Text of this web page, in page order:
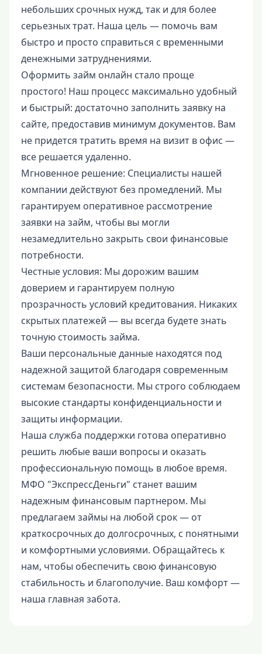
небольших срочных нужд, так и для более
серьезных трат. Наша цель — помочь вам
быстро и просто справиться с временными
денежными затруднениями.
Оформить займ онлайн стало проще
простого! Наш процесс максимально удобный
и быстрый: достаточно заполнить заявку на
сайте, предоставив минимум документов. Вам
не придется тратить время на визит в офис —
все решается удаленно.
Мгновенное решение: Специалисты нашей
компании действуют без промедлений. Мы
гарантируем оперативное рассмотрение
заявки на займ, чтобы вы могли
незамедлительно закрыть свои финансовые
потребности.
Честные условия: Мы дорожим вашим
доверием и гарантируем полную
прозрачность условий кредитования. Никаких
скрытых платежей — вы всегда будете знать
точную стоимость займа.
Ваши персональные данные находятся под
надежной защитой благодаря современным
системам безопасности. Мы строго соблюдаем
высокие стандарты конфиденциальности и
защиты информации.
Наша служба поддержки готова оперативно
решить любые ваши вопросы и оказать
профессиональную помощь в любое время.
МФО "ЭкспрессДеньги" станет вашим
надежным финансовым партнером. Мы
предлагаем займы на любой срок — от
краткосрочных до долгосрочных, с понятными
и комфортными условиями. Обращайтесь к
нам, чтобы обеспечить свою финансовую
стабильность и благополучие. Ваш комфорт —
наша главная забота.